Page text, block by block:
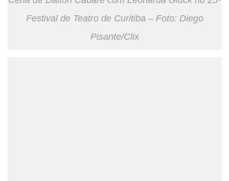
Festival de Teatro de Curitiba – Foto: Diego
Pisante/Clix